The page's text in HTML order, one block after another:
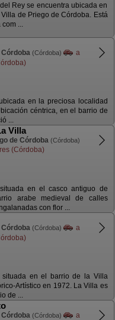
Rey se encuentra ubicada en
de Priego de Córdoba. Está
...
Córdoba (Córdoba)
a
en la preciosa localidad
céntrica, en el barrio de
...
Villa
de Córdoba (Córdoba)
(Córdoba)
en el casco antiguo de
arabe medieval de calles
con flor ...
Córdoba (Córdoba)
a
situada en el barrio de la Villa
Artístico en 1972. La Villa es
de ...
Córdoba (Córdoba)
a